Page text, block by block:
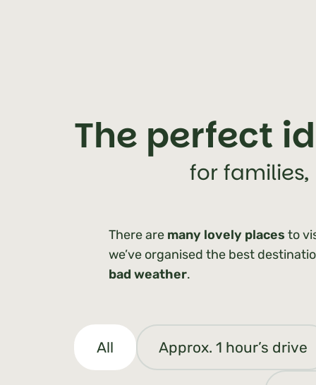
The perfect
for
There are many lovely places to
we’ve organised the best
bad weather.
All Approx. 1 hour’s drive